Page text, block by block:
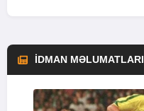
İDMAN MƏLUMATLARI